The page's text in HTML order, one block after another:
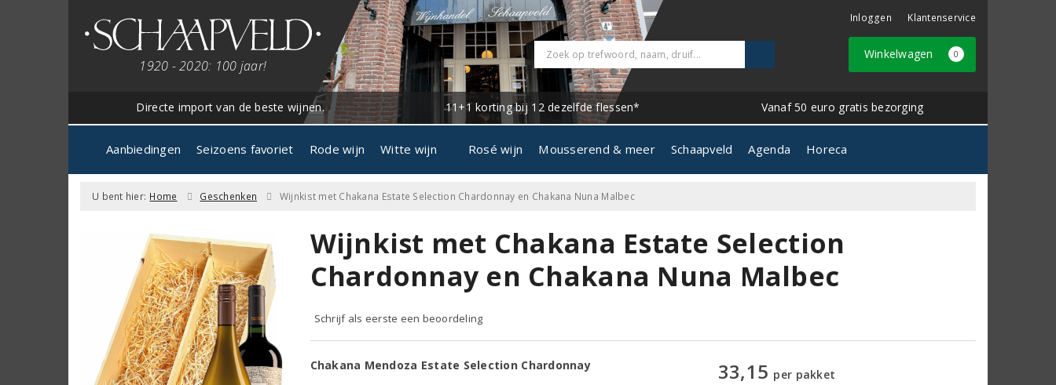
1920 - 2020: 100 jaar!
Inloggen Klantenservice
Winkelwagen 0
Directe import van de beste wijnen. 11+1 korting bij 12 dezelfde flessen* Vanaf 50 euro gratis bezorging
Aanbiedingen Seizoens favoriet Rode wijn Witte wijn Rosé wijn Mousserend & meer Schaapveld Agenda Horeca
U bent hier: Home Geschenken Wijnkist met Chakana Estate Selection Chardonnay en Chakana Nuna Malbec
Wijnkist met Chakana Estate Selection
Chardonnay en Chakana Nuna Malbec
Schrijf als eerste een beoordeling
Chakana Mendoza Estate Selection Chardonnay
33,15 per pakket